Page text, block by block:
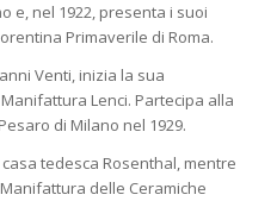
e, nel 1922, presenta i suoi
Primaverile di Roma.
Venti, inizia la sua
Lenci. Partecipa alla
di Milano nel 1929.
tedesca Rosenthal, mentre
delle Ceramiche